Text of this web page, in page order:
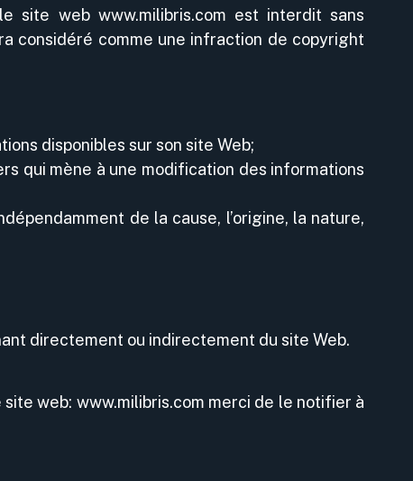
site web www.milibris.com est interdit sans
considéré comme une infraction de copyright
disponibles sur son site Web;
qui mène à une modification des informations
de la cause, l’origine, la nature,
directement ou indirectement du site Web.
web: www.milibris.com merci de le notifier à